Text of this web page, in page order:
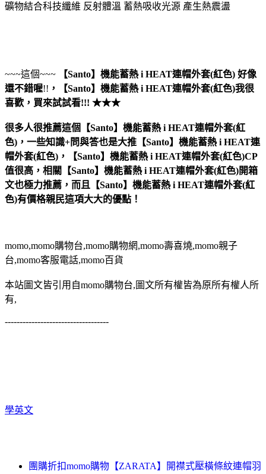
礦物結合科技纖維 反射體溫 蓄熱吸收光源 產生熱震盪
~~~這個~~~ 【Santo】機能蓄熱 i HEAT連帽外套(紅色) 好像
還不錯喔!! ， 【Santo】機能蓄熱 i HEAT連帽外套(紅色)我很
喜歡，買來試試看!!! ★★★
很多人很推薦這個【Santo】機能蓄熱 i HEAT連帽外套(紅
色)，一些知識+問與答也是大推【Santo】機能蓄熱 i HEAT連
帽外套(紅色)，【Santo】機能蓄熱 i HEAT連帽外套(紅色)CP
值很高，相關【Santo】機能蓄熱 i HEAT連帽外套(紅色)開箱
文也極力推薦，而且【Santo】機能蓄熱 i HEAT連帽外套(紅
色)有價格親民這項大大的優點！
momo,momo購物台,momo購物網,momo壽喜燒,momo親子
台,momo客服電話,momo百貨
本站圖文皆引用自momo購物台,圖文所有權皆為原所有權人所
有,
-----------------------------------
學英文
團購折扣momo購物【ZARATA】開襟式壓橫條紋連帽羽